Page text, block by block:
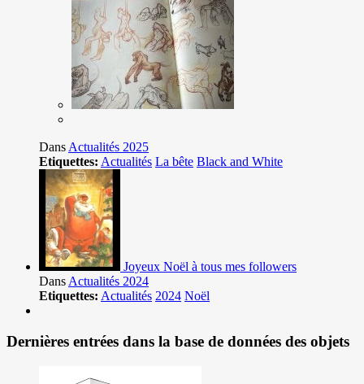
Dans Actualités 2025
Etiquettes: Actualités La bête Black and White
Joyeux Noël à tous mes followers
Dans Actualités 2024
Etiquettes: Actualités 2024 Noël
Dernières entrées dans la base de données des objets